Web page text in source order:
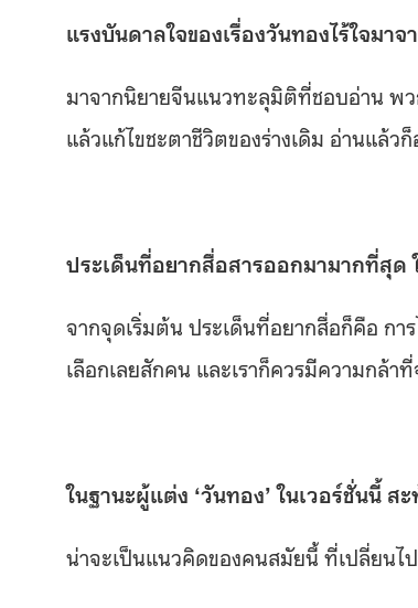
แรงบันดาลใจของเรื่องวันทองไร้ใจมาจ
มาจากนิยายจีนแนวทะลุมิติที่ชอบอ่าน พว
แล้วแก้ไขชะตาชีวิตของร่างเดิม อ่านแล้ว
ประเด็นที่อยากสื่อสารออกมามากที่สุด ใ
จากจุดเริ่มต้น ประเด็นที่อยากสื่อก็คือ กา
เลือกเลยสักคน และเราก็ควรมีความกล้า
ในฐานะผู้แต่ง ‘วันทอง’ ในเวอร์ชั่นนี้ ส
น่าจะเป็นแนวคิดของคนสมัยนี้ ที่เปลี่ยนไ